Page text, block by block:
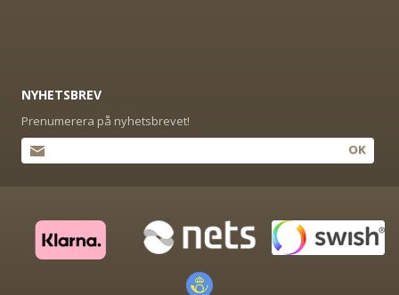
NYHETSBREV
Prenumerera på nyhetsbrevet!
OK